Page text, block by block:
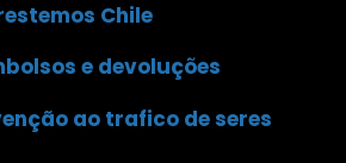
Chile
e devoluções
ao trafico de seres